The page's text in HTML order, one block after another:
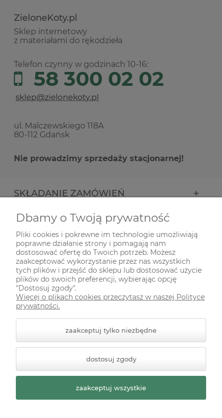
ZieloneKoty.pl
Sklep internetowy
z materiałami do rękodzieła
Telefon czynny w godzinach 10-16:
58 300 02 02
ul. Malczewskiego 118A
80-112 Gdańsk
Nie prowadzimy sprzedaży stacjonarnej!
SKŁADANIE ZAMÓWIEŃ
INFORMACJE
ODWIEDŹ NAS NA
Styl graficzny ShopGadget.pl
Sklep internetowy Shoper
Premium
Dbamy o Twoją prywatność
Pliki cookies i pokrewne im technologie umożliwiają
poprawne działanie strony i pomagają nam
dostosować ofertę do Twoich potrzeb. Możesz
zaakceptować wykorzystanie przez nas wszystkich
tych plików i przejść do sklepu lub dostosować użycie
plików do swoich preferencji, wybierając opcję
"Dostosuj zgody".
Więcej o plikach cookies przeczytasz w naszej Polityce
prywatności.
zaakceptuj tylko niezbędne
dostosuj zgody
zaakceptuj wszystkie